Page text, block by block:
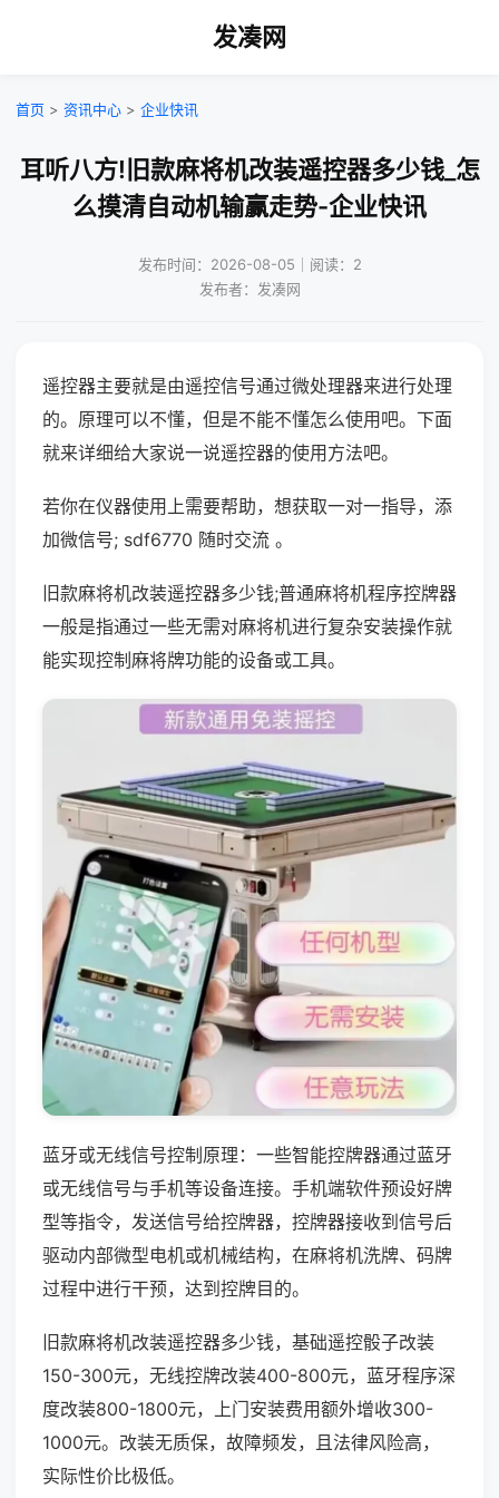
发凑网
首页 > 资讯中心 > 企业快讯
耳听八方!旧款麻将机改装遥控器多少钱_怎
么摸清自动机输赢走势-企业快讯
发布时间：2026-08-05｜阅读：2
发布者：发凑网
遥控器主要就是由遥控信号通过微处理器来进行处理
的。原理可以不懂，但是不能不懂怎么使用吧。下面
就来详细给大家说一说遥控器的使用方法吧。
若你在仪器使用上需要帮助，想获取一对一指导，添
加微信号; sdf6770 随时交流 。
旧款麻将机改装遥控器多少钱;普通麻将机程序控牌器
一般是指通过一些无需对麻将机进行复杂安装操作就
能实现控制麻将牌功能的设备或工具。
蓝牙或无线信号控制原理：一些智能控牌器通过蓝牙
或无线信号与手机等设备连接。手机端软件预设好牌
型等指令，发送信号给控牌器，控牌器接收到信号后
驱动内部微型电机或机械结构，在麻将机洗牌、码牌
过程中进行干预，达到控牌目的。
旧款麻将机改装遥控器多少钱，基础遥控骰子改装
150-300元，无线控牌改装400-800元，蓝牙程序深
度改装800-1800元，上门安装费用额外增收300-
1000元。改装无质保，故障频发，且法律风险高，
实际性价比极低。